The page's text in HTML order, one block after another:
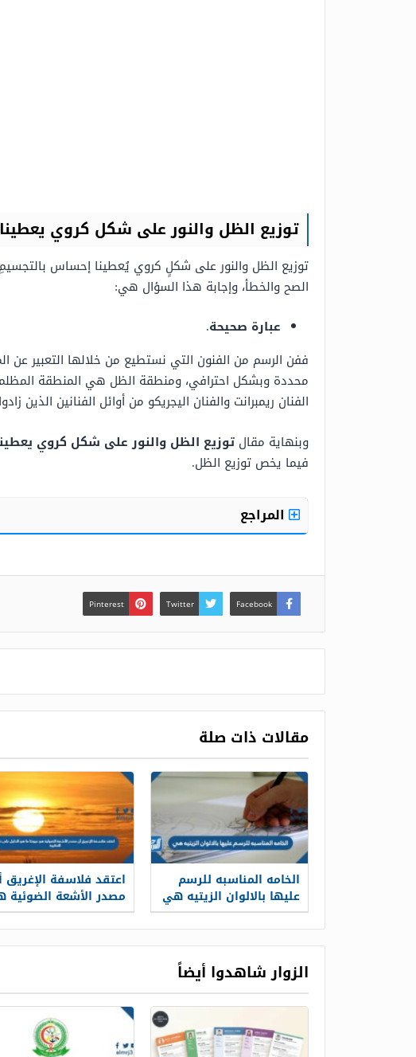
توزيع الظل والنور على شكل كروي
الصح والخطأ، وإجابة هذا السؤال هي:
عبارة صحيحة.
ففن الرسم من الفنون التي نستطيع من خلالها التعبير عن
محددة وبشكل احترافي، ومنطقة الظل هي المنطقة
الفنان ريمبرانت والفنان اليجريكو من أوائل الفنانين
وبنهاية مقال توزيع الظل والنور على شكل كروي
فيما يخص توزيع الظل.
المراجع
Facebook
Twitter
Pinterest
مقالات ذات صلة
الخامه المناسبه للرسم
عليها بالالوان الزيتيه هي
اعتقد فلاسفة الإغريق
مصدر الأشعة الضوئية
عيوننا ما هو الدليل
خطأ النظرية
الزوار شاهدوا أيضاً